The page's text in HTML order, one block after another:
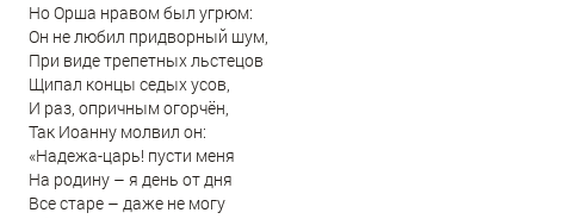
Но Орша нравом был угрюм:
Он не любил придворный шум,
При виде трепетных льстецов
Щипал концы седых усов,
И раз, опричным огорчён,
Так Иоанну молвил он:
«Надежа-царь! пусти меня
На родину – я день от дня
Все старе – даже не могу